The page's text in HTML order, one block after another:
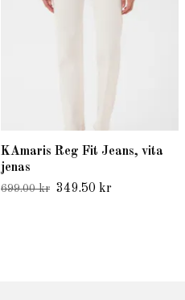
KAmaris Reg Fit Jeans, vita
jenas
699.00 kr 349.50 kr